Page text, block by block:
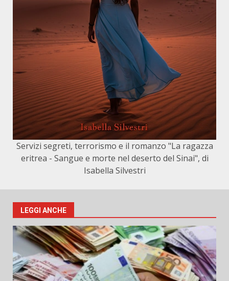
Servizi segreti, terrorismo e il romanzo "La ragazza
eritrea - Sangue e morte nel deserto del Sinai", di
Isabella Silvestri
LEGGI ANCHE